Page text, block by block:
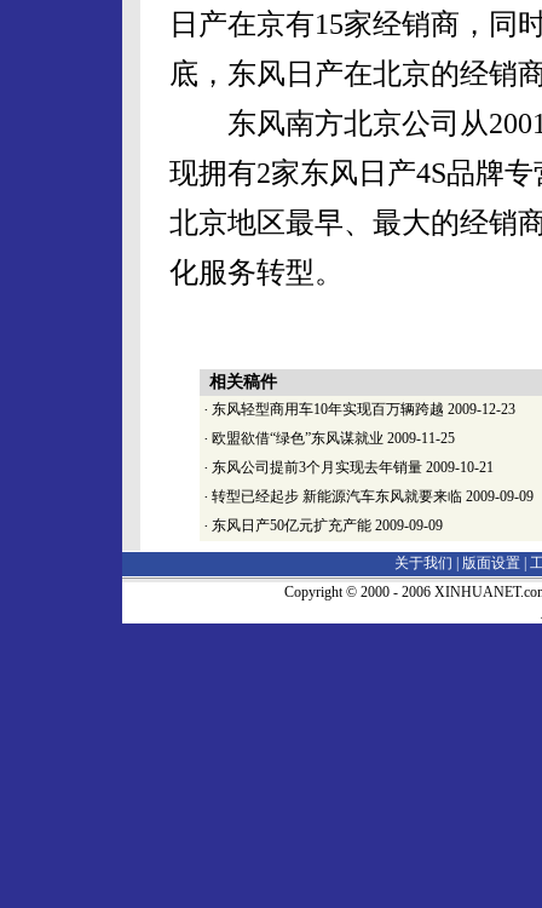
日产在京有15家经销商，同
底，东风日产在北京的经销
东风南方北京公司从2001
现拥有2家东风日产4S品牌
北京地区最早、最大的经销
化服务转型。
相关稿件
· 东风轻型商用车10年实现百万辆跨越 2009-12-23
· 欧盟欲借“绿色”东风谋就业 2009-11-25
· 东风公司提前3个月实现去年销量 2009-10-21
· 转型已经起步 新能源汽车东风就要来临 2009-09-09
· 东风日产50亿元扩充产能 2009-09-09
关于我们 | 版面设置
Copyright © 2000 - 2006